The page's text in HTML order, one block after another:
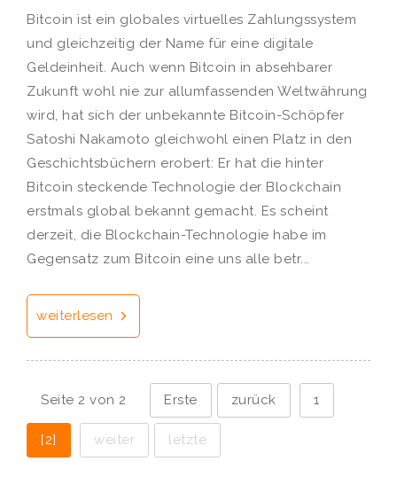
Bitcoin ist ein globales virtuelles Zahlungssystem
und gleichzeitig der Name für eine digitale
Geldeinheit. Auch wenn Bitcoin in absehbarer
Zukunft wohl nie zur allumfassenden Weltwährung
wird, hat sich der unbekannte Bitcoin-Schöpfer
Satoshi Nakamoto gleichwohl einen Platz in den
Geschichtsbüchern erobert: Er hat die hinter
Bitcoin steckende Technologie der Blockchain
erstmals global bekannt gemacht. Es scheint
derzeit, die Blockchain-Technologie habe im
Gegensatz zum Bitcoin eine uns alle betr...
weiterlesen
Seite 2 von 2 Erste zurück 1
[2] weiter letzte